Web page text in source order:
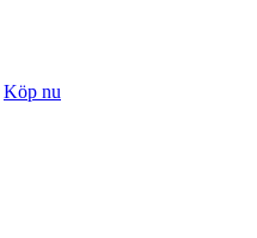
Köp nu